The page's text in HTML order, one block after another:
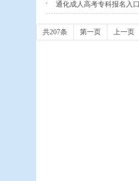
通化成人高考专科报名入口
共207条 第一页 上一页